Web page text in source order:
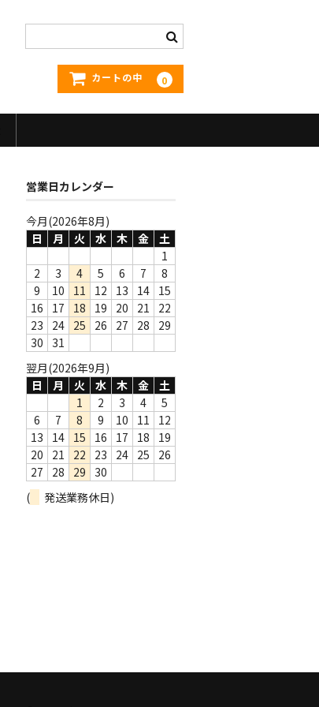
カートの中 0
営業日カレンダー
今月(2026年8月)
日
月 火 水 木 金
土
1
2
3 4 5 6 7
8
9
10 11 12 13 14 15
16
17 18 19 20 21
22
23
24 25 26 27 28
29
30
31
翌月(2026年9月)
日
月 火 水 木 金
土
1
2 3 4
5
6
7 8 9 10 11
12
13
14 15 16 17 18
19
20
21 22 23 24 25
26
27
28 29
30
(
発送業務休日)